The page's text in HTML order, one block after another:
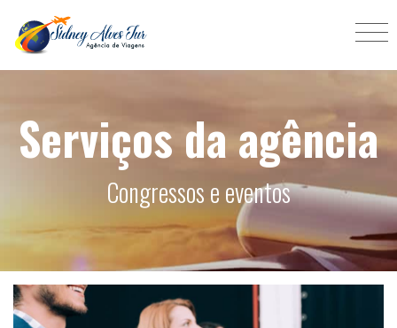
Serviços da agência
Congressos e eventos